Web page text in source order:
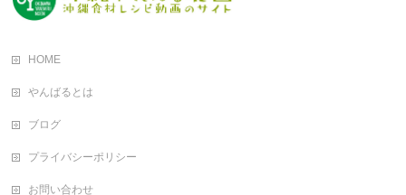
HOME
やんばるとは
ブログ
プライバシーポリシー
お問い合わせ